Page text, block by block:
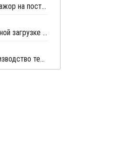
Domo Caproleuna объявила форс-мажор на поставки капролактама и ПА 6 в Германии
Domo Caproleuna вернулась к обычной загрузке мощностей на заводе по выпуску фенола и ацетона в Германии
Bayer MaterialScience открыла производство термостойких пластиков в Германии